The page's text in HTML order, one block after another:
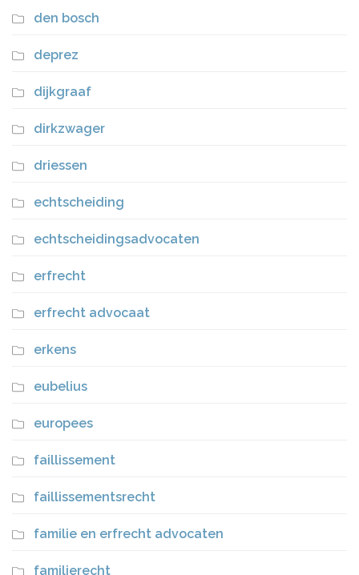
den bosch
deprez
dijkgraaf
dirkzwager
driessen
echtscheiding
echtscheidingsadvocaten
erfrecht
erfrecht advocaat
erkens
eubelius
europees
faillissement
faillissementsrecht
familie en erfrecht advocaten
familierecht